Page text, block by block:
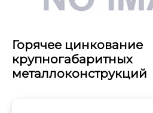
Горячее цинкование
крупногабаритных
металлоконструкций